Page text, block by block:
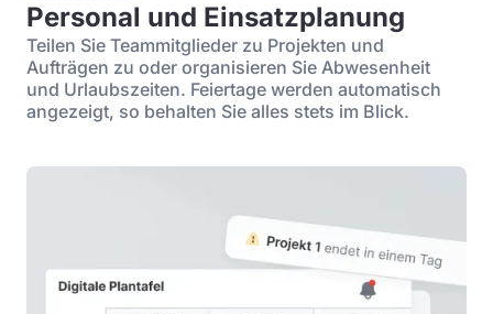
Personal und Einsatzplanung
Teilen Sie Teammitglieder zu Projekten und
Aufträgen zu oder organisieren Sie Abwesenheit
und Urlaubszeiten. Feiertage werden automatisch
angezeigt, so behalten Sie alles stets im Blick.